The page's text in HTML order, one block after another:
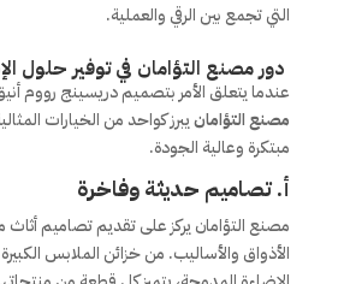
التي تجمع بين الرقي والعملية.
دور مصنع التؤامان في توفير حلول
عندما يتعلق الأمر بتصميم دريسينج رووم
مصنع التؤامانيبرز كواحد من الخيارات
مبتكرة وعالية الجودة.
أ. تصاميم حديثة وفاخرة
مصنع التؤامان يركز على تقديم تصاميم
الأذواق والأساليب. من خزائن الملابس الكبيرة